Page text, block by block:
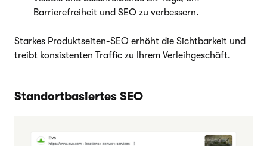
Barrierefreiheit und SEO zu verbessern.
Starkes Produktseiten-SEO erhöht die Sichtbarkeit und
treibt konsistenten Traffic zu Ihrem Verleihgeschäft.
Standortbasiertes SEO